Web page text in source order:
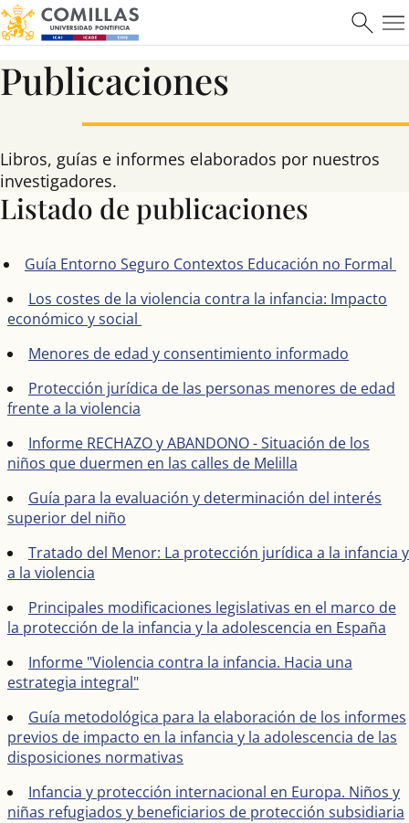
Máster en Ciberseguridad
Publicaciones
Libros, guías e informes elaborados por nuestros
investigadores.
Listado de publicaciones
Guía Entorno Seguro Contextos Educación no Formal
Los costes de la violencia contra la infancia: Impacto
económico y social
Menores de edad y consentimiento informado
Protección jurídica de las personas menores de edad
frente a la violencia
Informe RECHAZO y ABANDONO - Situación de los
niños que duermen en las calles de Melilla
Guía para la evaluación y determinación del interés
superior del niño
Tratado del Menor: La protección jurídica a la infancia y
a la violencia
Principales modificaciones legislativas en el marco de
la protección de la infancia y la adolescencia en España
Informe "Violencia contra la infancia. Hacia una
estrategia integral"
Guía metodológica para la elaboración de los informes
previos de impacto en la infancia y la adolescencia de las
disposiciones normativas
Infancia y protección internacional en Europa. Niños y
niñas refugiados y beneficiarios de protección subsidiaria